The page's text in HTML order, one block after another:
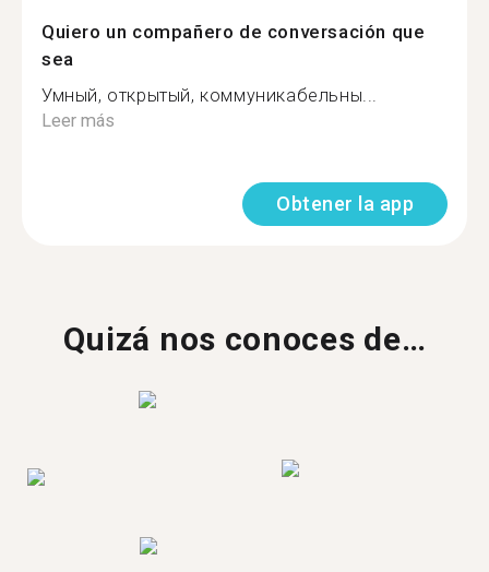
Quiero un compañero de conversación que
sea
Умный, открытый, коммуникабельны...
Leer más
Obtener la app
Quizá nos conoces de…